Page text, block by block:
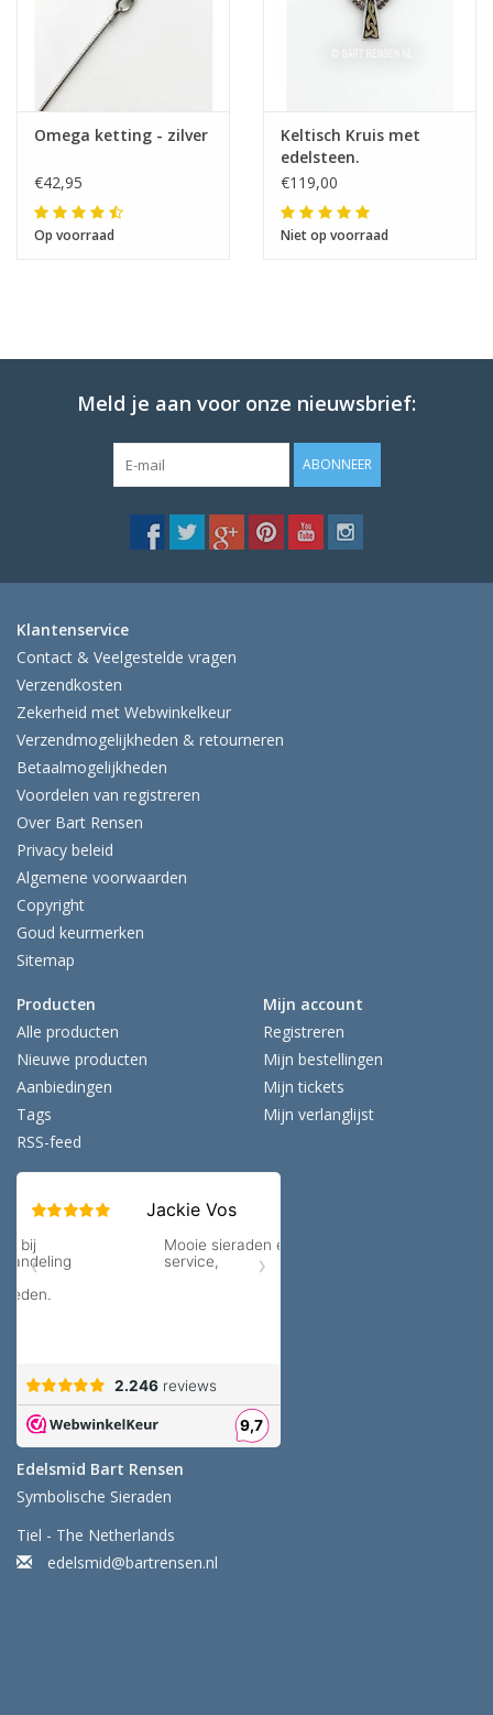
Omega ketting - zilver
€42,95
Op voorraad
Keltisch Kruis met
edelsteen.
€119,00
Niet op voorraad
Meld je aan voor onze nieuwsbrief:
ABONNEER
Klantenservice
Contact & Veelgestelde vragen
Verzendkosten
Zekerheid met Webwinkelkeur
Verzendmogelijkheden & retourneren
Betaalmogelijkheden
Voordelen van registreren
Over Bart Rensen
Privacy beleid
Algemene voorwaarden
Copyright
Goud keurmerken
Sitemap
Producten
Alle producten
Nieuwe producten
Aanbiedingen
Tags
RSS-feed
Mijn account
Registreren
Mijn bestellingen
Mijn tickets
Mijn verlanglijst
Edelsmid Bart Rensen
Symbolische Sieraden
Tiel - The Netherlands
edelsmid@bartrensen.nl